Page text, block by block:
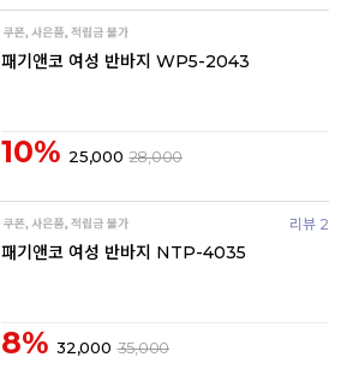
패기앤코 여성 반바지 WP5-2043
10% 25,000 28,000
리뷰 2
패기앤코 여성 반바지 NTP-4035
8% 32,000 35,000